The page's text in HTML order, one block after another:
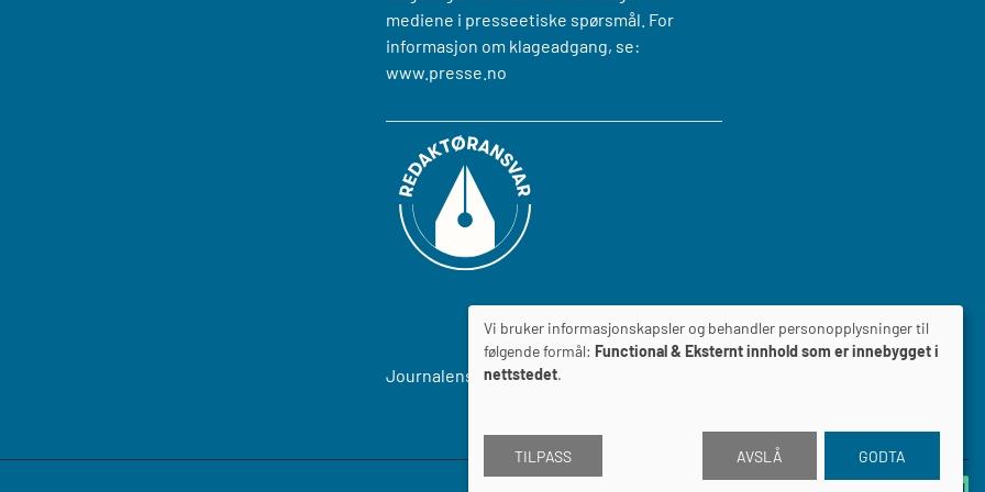
mediene i presseetiske spørsmål. For
informasjon om klageadgang, se:
www.presse.no
Journalens TILGJENGELIGHETSERKLÆRING
Vi bruker informasjonskapsler og behandler personopplysninger til
følgende formål: Functional & Eksternt innhold som er innebygget i
nettstedet.
TILPASS AVSLÅ GODTA